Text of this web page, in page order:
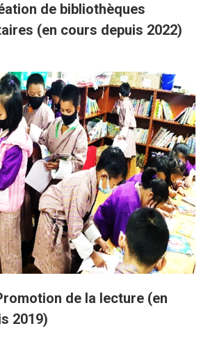
de bibliothèques
(en cours depuis 2022)
de la lecture (en
2019)